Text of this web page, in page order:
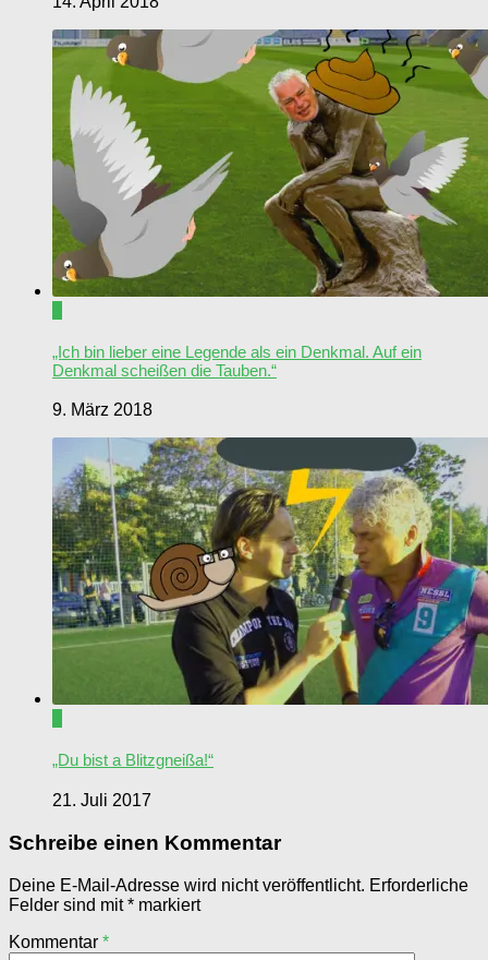
„Ich bin lieber eine Legende als ein Denkmal. Auf ein
Denkmal scheißen die Tauben.“
9. März 2018
„Du bist a Blitzgneißa!“
21. Juli 2017
Schreibe einen Kommentar
Deine E-Mail-Adresse wird nicht veröffentlicht. Erforderliche
Felder sind mit* markiert
Kommentar *